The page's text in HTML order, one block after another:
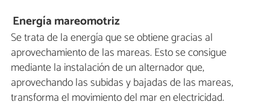
Energía mareomotriz
Se trata de la energía que se obtiene gracias al
aprovechamiento de las mareas. Esto se consigue
mediante la instalación de un alternador que,
aprovechando las subidas y bajadas de las mareas,
transforma el movimiento del mar en electricidad.